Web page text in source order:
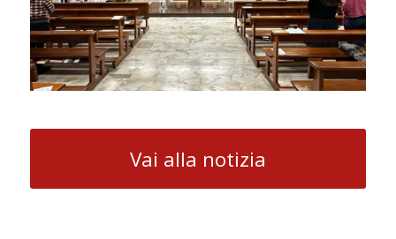
Vai alla notizia